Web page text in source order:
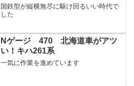
国鉄型が縦横無尽に駆け回るいい時代で
した
Nゲージ 470 北海道車がアツ
い！キハ261系
一気に作業を進めています